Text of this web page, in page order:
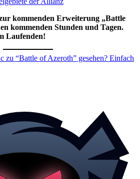
kommenden Erweiterung „Battle
kommenden Stunden und Tagen.
Laufenden!
zu “Battle of Azeroth” gesehen? Einfach